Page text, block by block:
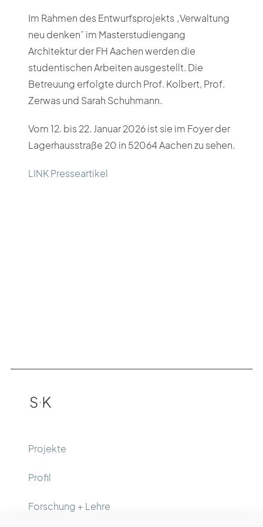
Im Rahmen des Entwurfsprojekts „Verwaltung
neu denken” im Masterstudiengang
Architektur der FH Aachen werden die
studentischen Arbeiten ausgestellt. Die
Betreuung erfolgte durch Prof. Kolbert, Prof.
Zerwas und Sarah Schuhmann.
Vom 12. bis 22. Januar 2026 ist sie im Foyer der
Lagerhausstraße 20 in 52064 Aachen zu sehen.
LINK Presseartikel
Projekte
Profil
Forschung + Lehre